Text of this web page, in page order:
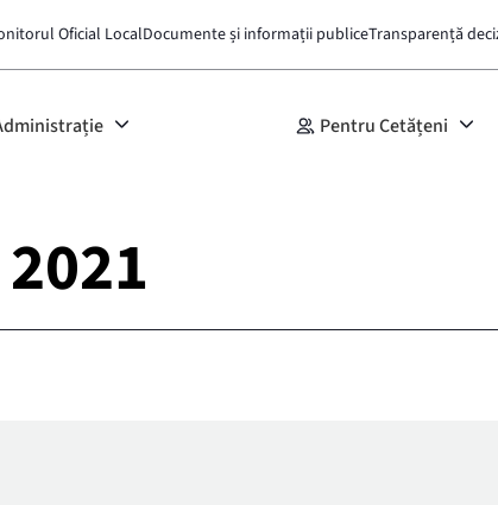
Oficial LocalDocumente și informații publiceTransparență
Pentru Cetățeni